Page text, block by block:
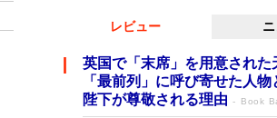
レビュー
英国で「末席」を用意された
「最前列」に呼び寄せた人
陛下が尊敬される理由
Book